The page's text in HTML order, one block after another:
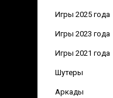
Игры 2025 года
Игры 2023 года
Игры 2021 года
Шутеры
Аркады